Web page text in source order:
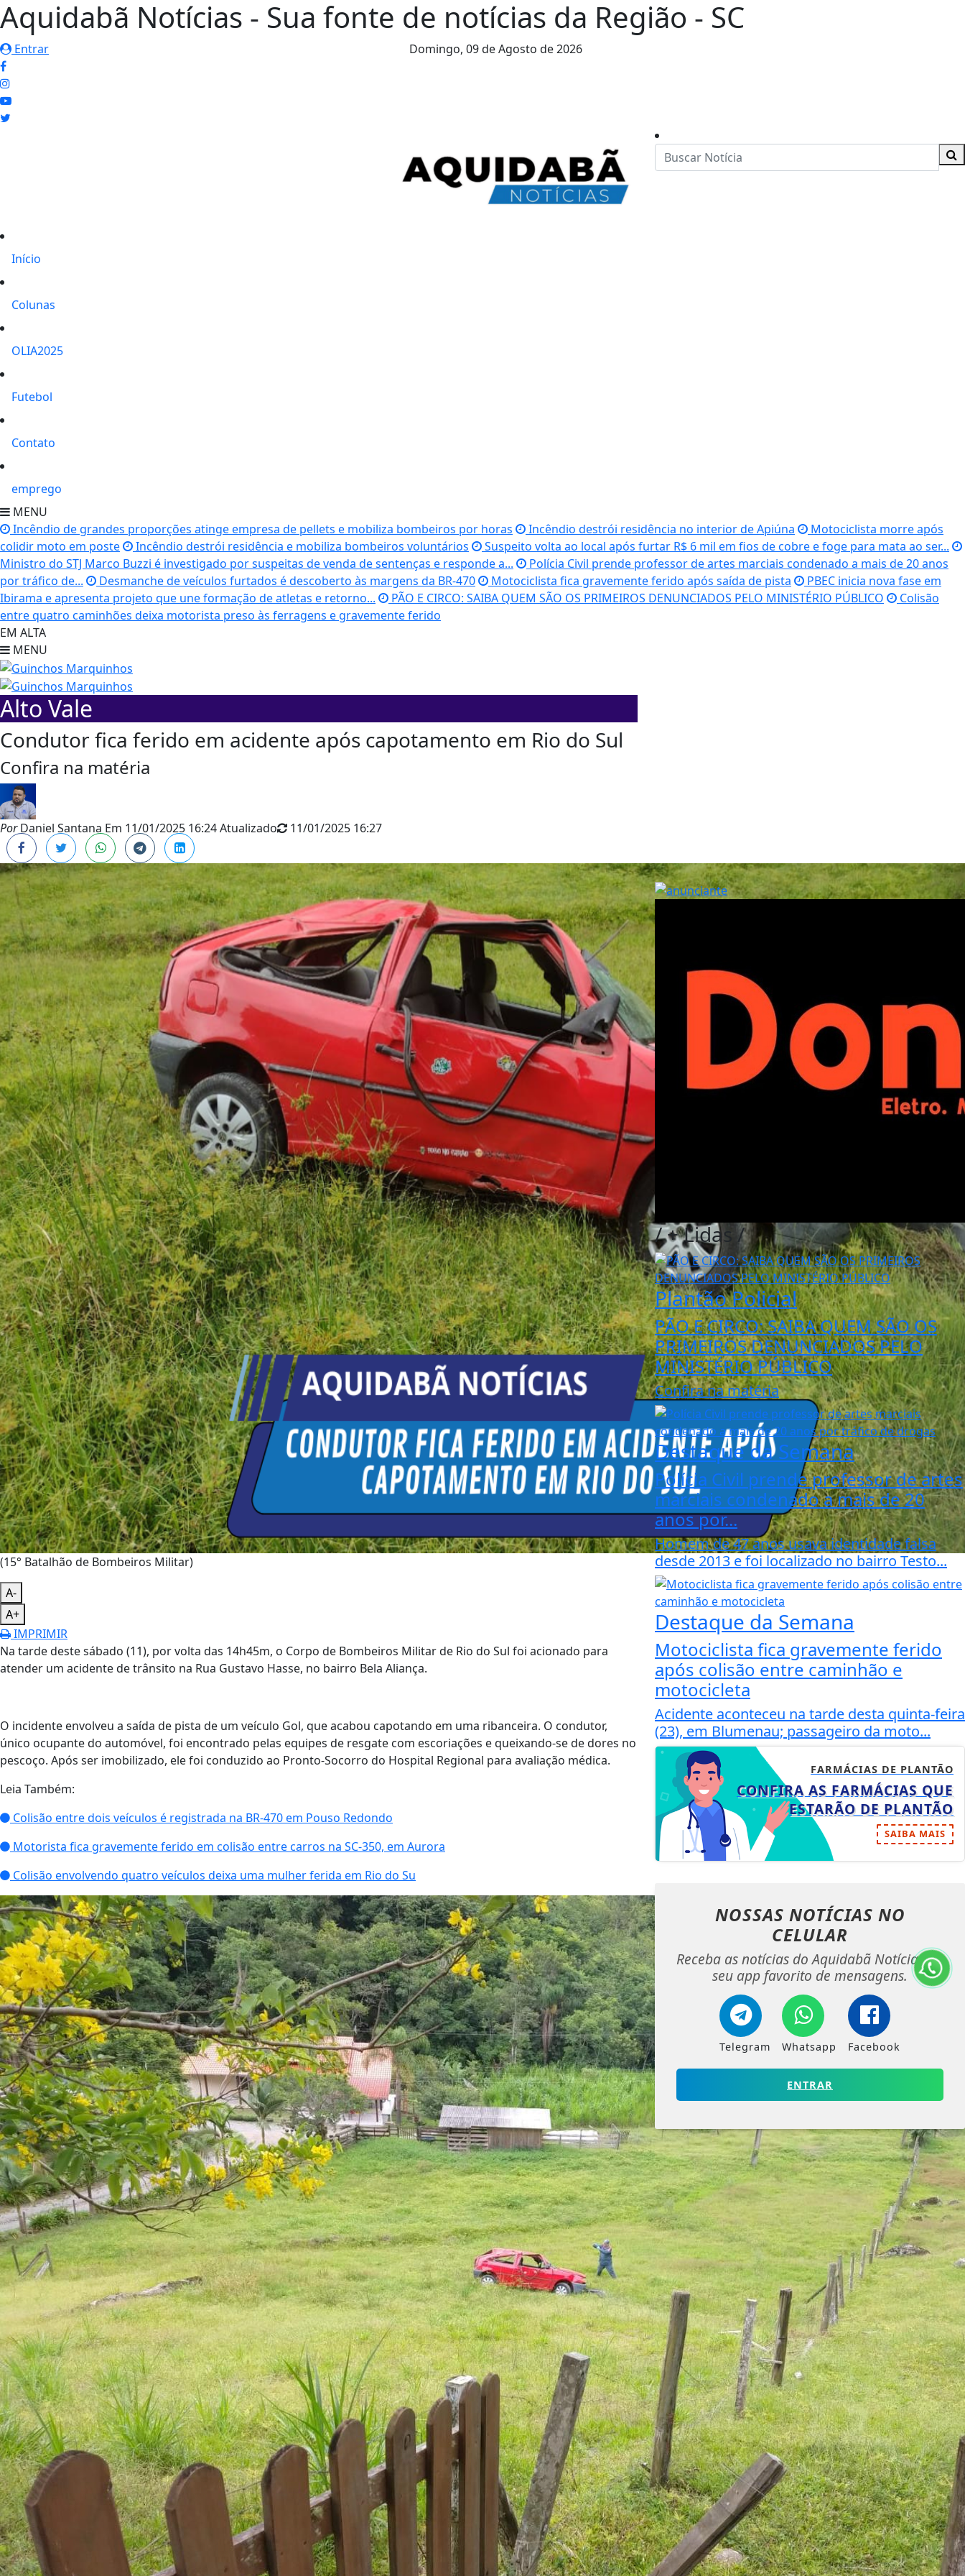
Aquidabã Notícias - Sua fonte de notícias da Região - SC
Entrar Domingo, 09 de Agosto de 2026
Início
Colunas
OLIA2025
Futebol
Contato
emprego
MENU
Incêndio de grandes proporções atinge empresa de pellets e mobiliza bombeiros por horas
Incêndio destrói residência no interior de Apiúna
Motociclista morre após
colidir moto em poste
Incêndio destrói residência e mobiliza bombeiros voluntários
Suspeito volta ao local após furtar R$ 6 mil em fios de cobre e foge para mata ao ser...
Ministro do STJ Marco Buzzi é investigado por suspeitas de venda de sentenças e responde a...
Polícia Civil prende professor de artes marciais condenado a mais de 20 anos
por tráfico de...
Desmanche de veículos furtados é descoberto às margens da BR-470 Motociclista fica gravemente ferido após saída de pista
PBEC inicia nova fase em
Ibirama e apresenta projeto que une formação de atletas e retorno...
PÃO E CIRCO: SAIBA QUEM SÃO OS PRIMEIROS DENUNCIADOS PELO MINISTÉRIO PÚBLICO
Colisão
entre quatro caminhões deixa motorista preso às ferragens e gravemente ferido
EM ALTA
MENU
Alto Vale
Condutor fica ferido em acidente após capotamento em Rio do Sul
Confira na matéria
PorDaniel Santana Em 11/01/2025 16:24Atualizado 11/01/2025 16:27
(15° Batalhão de Bombeiros Militar)
A-
A+
IMPRIMIR
Na tarde deste sábado (11), por volta das 14h45m, o Corpo de Bombeiros Militar de Rio do Sul foi acionado para
atender um acidente de trânsito na Rua Gustavo Hasse, no bairro Bela Aliança.
O incidente envolveu a saída de pista de um veículo Gol, que acabou capotando em uma ribanceira. O condutor,
único ocupante do automóvel, foi encontrado pelas equipes de resgate com escoriações e queixando-se de dores no
pescoço. Após ser imobilizado, ele foi conduzido ao Pronto-Socorro do Hospital Regional para avaliação médica.
Leia Também:
Colisão entre dois veículos é registrada na BR-470 em Pouso Redondo
Motorista fica gravemente ferido em colisão entre carros na SC-350, em Aurora
Colisão envolvendo quatro veículos deixa uma mulher ferida em Rio do Su
/+ Lidas /
Plantão Policial
PÃO E CIRCO: SAIBA QUEM SÃO OS
PRIMEIROS DENUNCIADOS PELO
MINISTÉRIO PÚBLICO
Confira na matéria
Destaque da Semana
Polícia Civil prende professor de artes
marciais condenado a mais de 20
anos por...
Homem de 47 anos usava identidade falsa
desde 2013 e foi localizado no bairro Testo...
Destaque da Semana
Motociclista fica gravemente ferido
após colisão entre caminhão e
motocicleta
Acidente aconteceu na tarde desta quinta-feira
(23), em Blumenau; passageiro da moto...
FARMÁCIAS DE PLANTÃO
CONFIRA AS FARMÁCIAS QUE
ESTARÃO DE PLANTÃO
SAIBA MAIS
NOSSAS NOTÍCIAS NO
CELULAR
Receba as notícias do Aquidabã Notícias no
seu app favorito de mensagens.
Telegram Whatsapp Facebook
ENTRAR